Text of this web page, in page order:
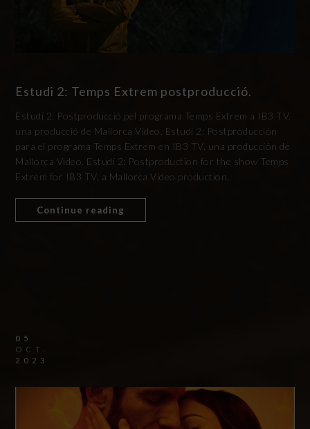
Estudi 2: Temps Extrem postproducció.
Estudi 2: Postproducció pel programa Temps Extrem a IB3 TV,
una producció de Mallorca Video. Estudi 2: Postproducción
para el programa Temps Extrem en IB3 TV, una producción de
Mallorca Video. Estudi 2: Postproduction for the show Temps
Extrem for IB3 TV, a Mallorca Video production.
Continue reading
05
OCT.
2023